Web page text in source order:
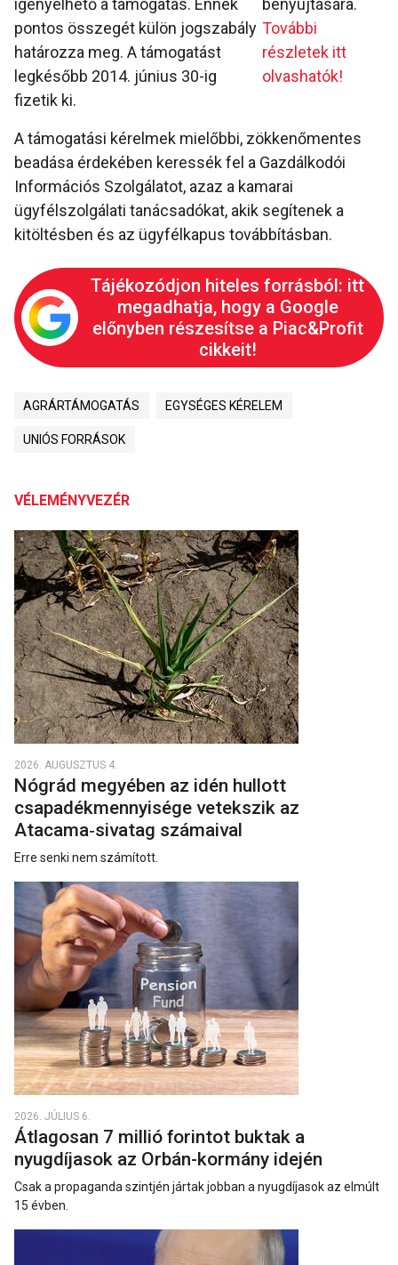
További
részletek itt
olvashatók!
pontos összegét külön jogszabály
határozza meg. A támogatást
legkésőbb 2014. június 30-ig
fizetik ki.
A támogatási kérelmek mielőbbi, zökkenőmentes
beadása érdekében keressék fel a Gazdálkodói
Információs Szolgálatot, azaz a kamarai
ügyfélszolgálati tanácsadókat, akik segítenek a
kitöltésben és az ügyfélkapus továbbításban.
Tájékozódjon hiteles forrásból: itt
megadhatja, hogy a Google
előnyben részesítse a Piac&Profit
cikkeit!
AGRÁRTÁMOGATÁS EGYSÉGES KÉRELEM
UNIÓS FORRÁSOK
VÉLEMÉNYVEZÉR
2026. AUGUSZTUS 4.
Nógrád megyében az idén hullott
csapadékmennyisége vetekszik az
Atacama‑sivatag számaival
Erre senki nem számított.
2026. JÚLIUS 6.
Átlagosan 7 millió forintot buktak a
nyugdíjasok az Orbán-kormány idején
Csak a propaganda szintjén jártak jobban a nyugdíjasok az elmúlt
15 évben.